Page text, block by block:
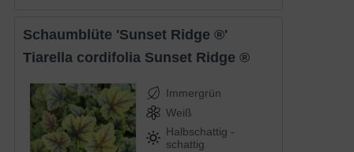
Schaumblüte 'Sunset Ridge ®'
Tiarella cordifolia Sunset Ridge ®
Immergrün
Weiß
Halbschattig -
schattig